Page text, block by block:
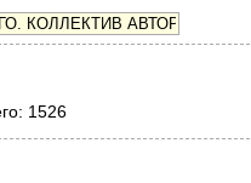
1526